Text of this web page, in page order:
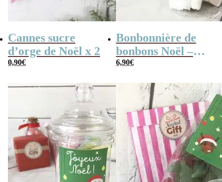
Cannes sucre
d’orge de Noël x 2
0,90€
Bonbonnière de
bonbons Noël –
Jesus meringue x
6,90€